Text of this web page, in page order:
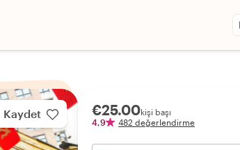
Kaydet €25.00kişi başı
4,9
482 değerlendirme